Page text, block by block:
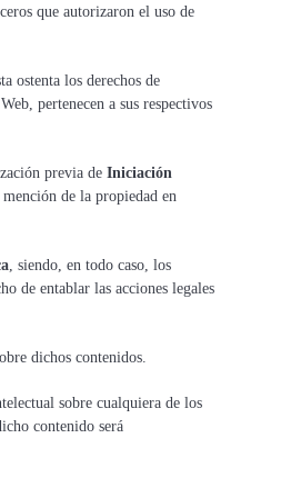
que autorizaron el uso de
ostenta los derechos de
pertenecen a sus respectivos
previa de Iniciación
de la propiedad en
, siendo, en todo caso, los
de entablar las acciones legales
dichos contenidos.
sobre cualquiera de los
contenido será